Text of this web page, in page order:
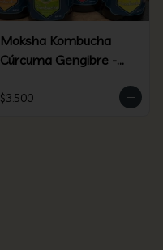
Moksha Kombucha
Cúrcuma Gengibre -
$3.500